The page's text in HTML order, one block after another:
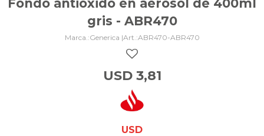
Fondo antioxido en aerosol de 400ml
gris - ABR470
Generica | ABR470-ABR470
USD 3,81
USD